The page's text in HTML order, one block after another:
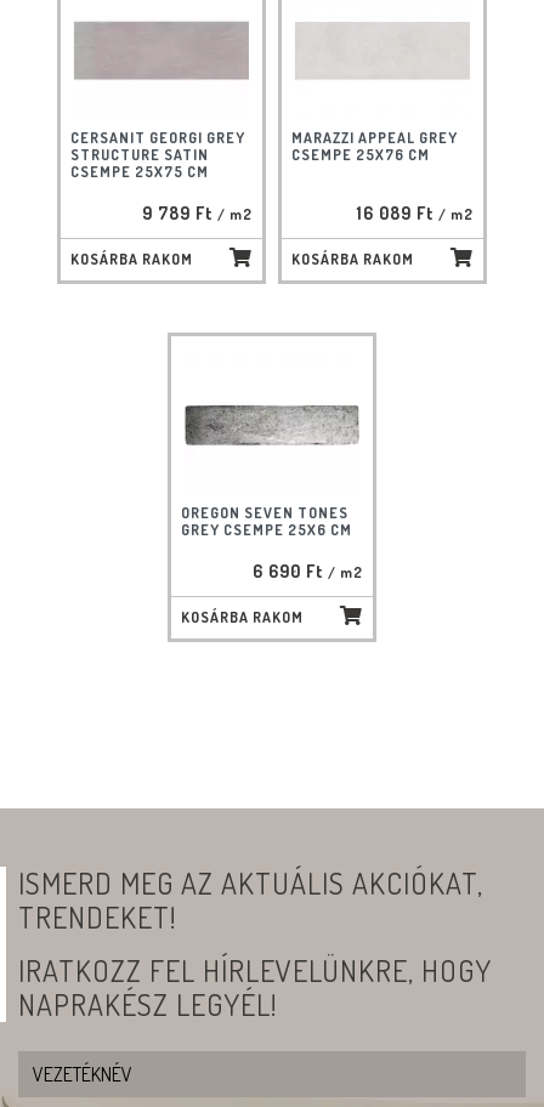
CERSANIT GEORGI GREY
STRUCTURE SATIN
CSEMPE 25X75 CM
9 789 Ft / m2
KOSÁRBA RAKOM
MARAZZI APPEAL GREY
CSEMPE 25X76 CM
16 089 Ft / m2
KOSÁRBA RAKOM
OREGON SEVEN TONES
GREY CSEMPE 25X6 CM
6 690 Ft / m2
KOSÁRBA RAKOM
ISMERD MEG AZ AKTUÁLIS AKCIÓKAT,
TRENDEKET!
IRATKOZZ FEL HÍRLEVELÜNKRE, HOGY
NAPRAKÉSZ LEGYÉL!